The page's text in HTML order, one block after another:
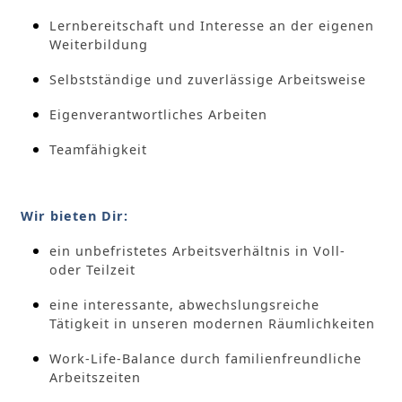
Lernbereitschaft und Interesse an der eigenen
Weiterbildung
Selbstständige und zuverlässige Arbeitsweise
Eigenverantwortliches Arbeiten
Teamfähigkeit
Wir bieten Dir:
ein unbefristetes Arbeitsverhältnis in Voll-
oder Teilzeit
eine interessante, abwechslungsreiche
Tätigkeit in unseren modernen Räumlichkeiten
Work-Life-Balance durch familienfreundliche
Arbeitszeiten